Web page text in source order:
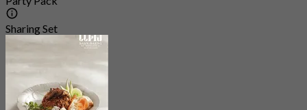
Sharing Set